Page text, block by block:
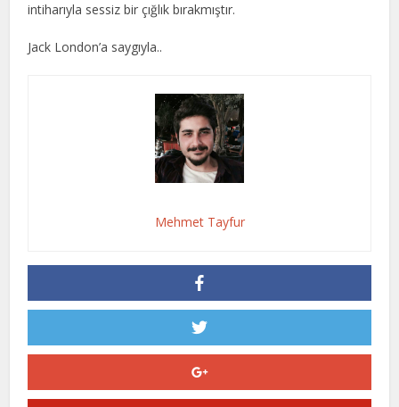
intiharıyla sessiz bir çığlık bırakmıştır.
Jack London’a saygıyla..
Mehmet Tayfur